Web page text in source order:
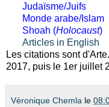
Judaïsme/Juifs
Monde arabe/Islam
Shoah (Holocaust)
Articles in English
Les citations sont
2017, puis le 1er juillet
Véronique Chemla le